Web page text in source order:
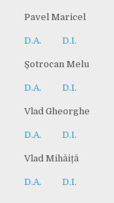
Pavel Maricel
D.A. D.I.
Șotrocan Melu
D.A. D.I.
Vlad Gheorghe
D.A. D.I.
Vlad Mihăiță
D.A. D.I.